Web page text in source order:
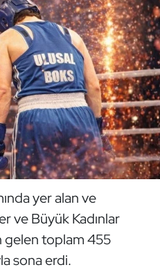
yer alan ve
ve Büyük Kadınlar
gelen toplam 455
sona erdi.